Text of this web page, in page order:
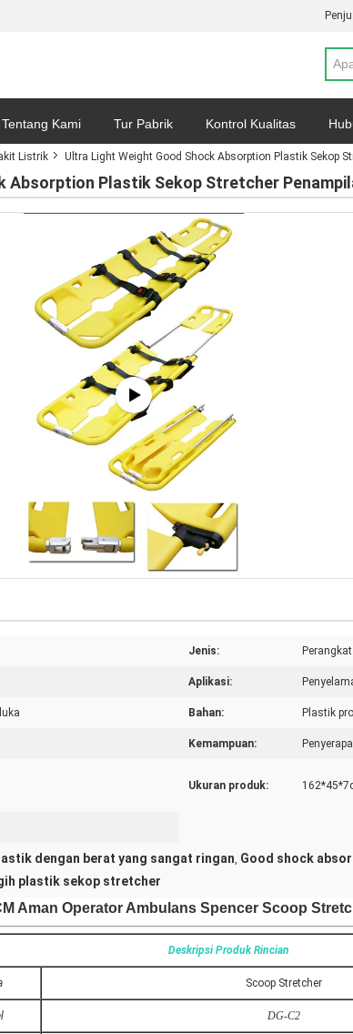
Tentang Kami Tur Pabrik Kontrol Kualitas
Kebijakan Privasi Kasus-kasus
Listrik Ultra Light Weight Good Shock Absorption Plastik Sekop
Absorption Plastik Sekop Stretcher
Jenis:
Aplikasi:
Bahan: Plastik
Kemampuan:
Ukuran produk:
dengan berat yang sangat ringan, Good shock
plastik sekop stretcher
Aman Operator Ambulans Spencer Scoop
Deskripsi Produk Rincian
Scoop Stretcher
DG-C2